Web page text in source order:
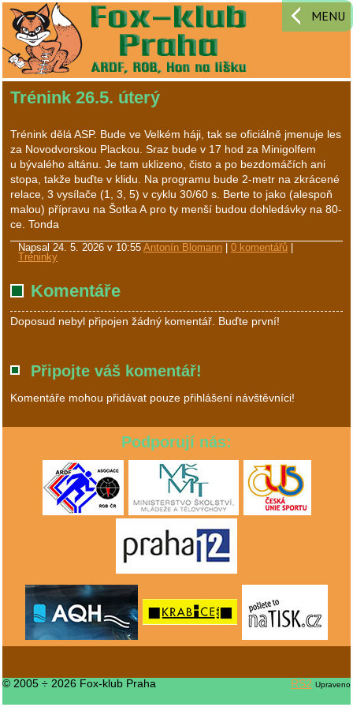
MENU
Trénink 26.5. úterý
Trénink dělá ASP. Bude ve Velkém háji, tak se oficiálně jmenuje les
za Novodvorskou Plackou. Sraz bude v 17 hod za Minigolfem
u bývalého altánu. Je tam uklizeno, čisto a po bezdomáčích ani
stopa, takže buďte v klidu. Na programu bude 2-metr na zkrácené
relace, 3 vysílače (1, 3, 5) v cyklu 30/60 s. Berte to jako (alespoň
malou) přípravu na Šotka A pro ty menší budou dohledávky na 80-
ce. Tonda
Napsal 24. 5. 2026 v 10:55 Antonín Blomann 0 komentářů
Tréninky
Komentáře
Doposud nebyl připojen žádný komentář. Buďte první!
Připojte váš komentář!
Komentáře mohou přidávat pouze přihlášení návštěvníci!
Podporují nás:
© 2005 ÷ 2026 Fox-klub Praha RS2 Upraveno